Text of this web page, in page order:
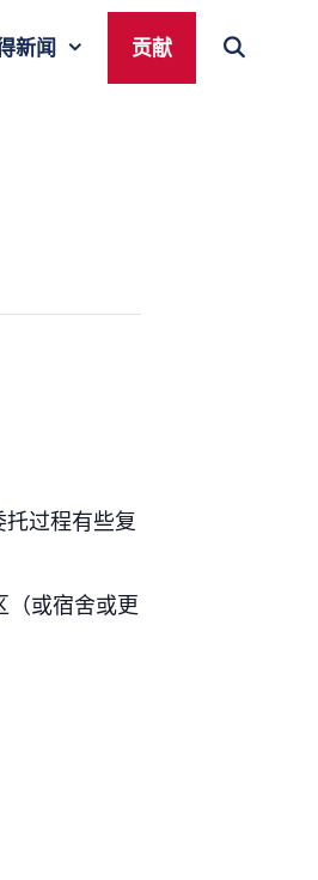
新闻 贡献
过程有些复
（或宿舍或更